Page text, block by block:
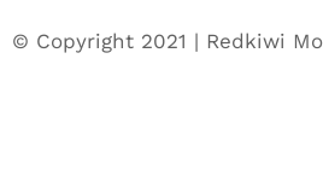
© Copyright 2021 | Redkiwi